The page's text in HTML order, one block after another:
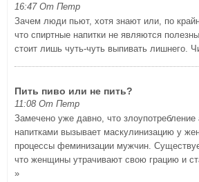
16:47 От Петр
Зачем люди пьют, хотя знают или, по
что спиртные напитки не являются
стоит лишь чуть-чуть выпивать лишнего.
Пить пиво или не пить?
11:08 От Петр
Замечено уже давно, что
напитками вызывает маскулинизацию у
процессы феминизации мужчин.
что женщины утрачивают свою грацию и
»